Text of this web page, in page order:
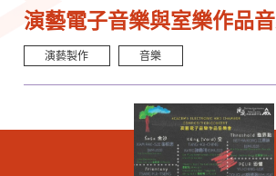
演藝電子音樂與室樂作品
演藝製作 音樂